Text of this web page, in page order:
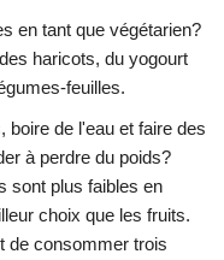
en tant que végétarien?
haricots, du yogourt
feuilles.
boire de l'eau et faire des
à perdre du poids?
sont plus faibles en
choix que les fruits.
de consommer trois